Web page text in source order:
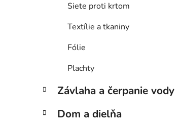
Siete proti krtom
Textílie a tkaniny
Fólie
Plachty
Závlaha a čerpanie vody
Dom a dielňa